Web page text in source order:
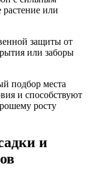
или
защиты от
или заборы
подбор места
и способствуют
росту
и